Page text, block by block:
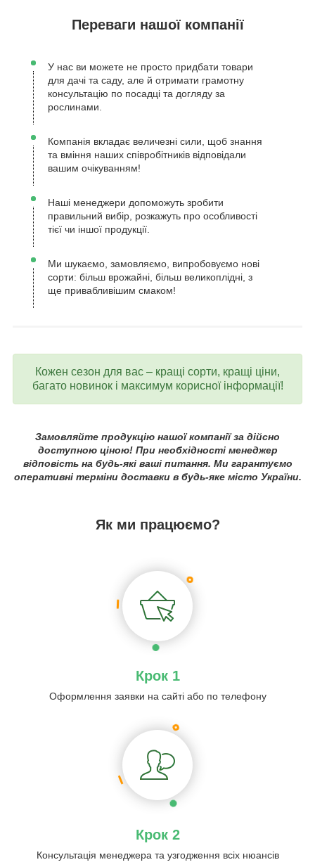
Переваги нашої компанії
У нас ви можете не просто придбати товари
для дачі та саду, але й отримати грамотну
консультацію по посадці та догляду за
рослинами.
Компанія вкладає величезні сили, щоб знання
та вміння наших співробітників відповідали
вашим очікуванням!
Наші менеджери допоможуть зробити
правильний вибір, розкажуть про особливості
тієї чи іншої продукції.
Ми шукаємо, замовляємо, випробовуємо нові
сорти: більш врожайні, більш великоплідні, з
ще привабливішим смаком!
Кожен сезон для вас – кращі сорти, кращі ціни,
багато новинок і максимум корисної інформації!
Замовляйте продукцію нашої компанії за дійсно
доступною ціною! При необхідності менеджер
відповість на будь-які ваші питання. Ми гарантуємо
оперативні терміни доставки в будь-яке місто України.
Як ми працюємо?
Крок 1
Оформлення заявки на сайті або по телефону
Крок 2
Консультація менеджера та узгодження всіх нюансів